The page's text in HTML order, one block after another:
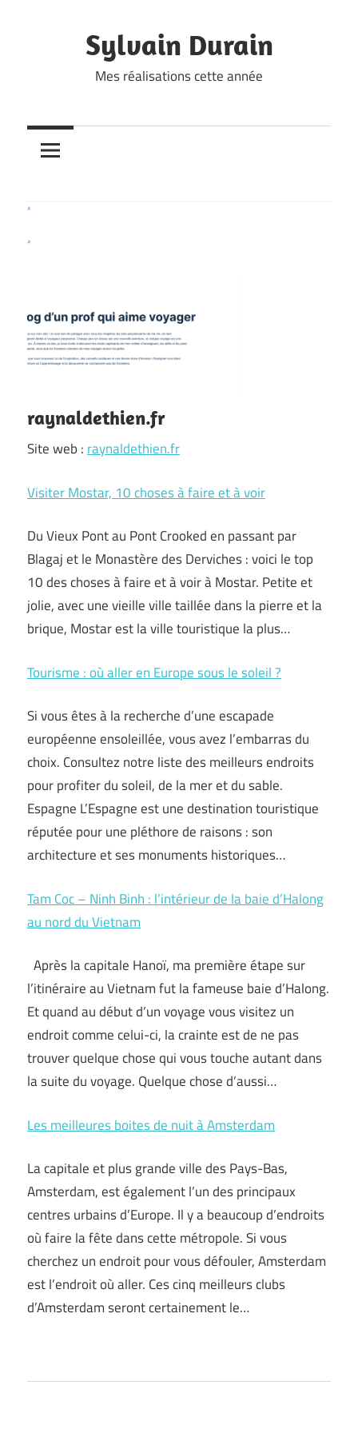
Sylvain Durain
Mes réalisations cette année
raynaldethien.fr
Site web : raynaldethien.fr
Visiter Mostar, 10 choses à faire et à voir
Du Vieux Pont au Pont Crooked en passant par
Blagaj et le Monastère des Derviches : voici le top
10 des choses à faire et à voir à Mostar. Petite et
jolie, avec une vieille ville taillée dans la pierre et la
brique, Mostar est la ville touristique la plus…
Tourisme : où aller en Europe sous le soleil ?
Si vous êtes à la recherche d’une escapade
européenne ensoleillée, vous avez l’embarras du
choix. Consultez notre liste des meilleurs endroits
pour profiter du soleil, de la mer et du sable.
Espagne L’Espagne est une destination touristique
réputée pour une pléthore de raisons : son
architecture et ses monuments historiques…
Tam Coc – Ninh Binh : l’intérieur de la baie d’Halong
au nord du Vietnam
Après la capitale Hanoï, ma première étape sur
l’itinéraire au Vietnam fut la fameuse baie d’Halong.
Et quand au début d’un voyage vous visitez un
endroit comme celui-ci, la crainte est de ne pas
trouver quelque chose qui vous touche autant dans
la suite du voyage. Quelque chose d’aussi…
Les meilleures boites de nuit à Amsterdam
La capitale et plus grande ville des Pays-Bas,
Amsterdam, est également l’un des principaux
centres urbains d’Europe. Il y a beaucoup d’endroits
où faire la fête dans cette métropole. Si vous
cherchez un endroit pour vous défouler, Amsterdam
est l’endroit où aller. Ces cinq meilleurs clubs
d’Amsterdam seront certainement le…